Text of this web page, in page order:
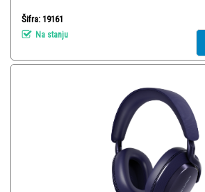
Šifra: 19161
Na stanju